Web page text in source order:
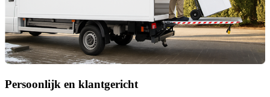
Persoonlijk en klantgericht